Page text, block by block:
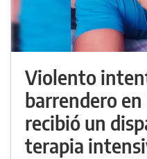
Violento
barrendero
recibió un
terapia